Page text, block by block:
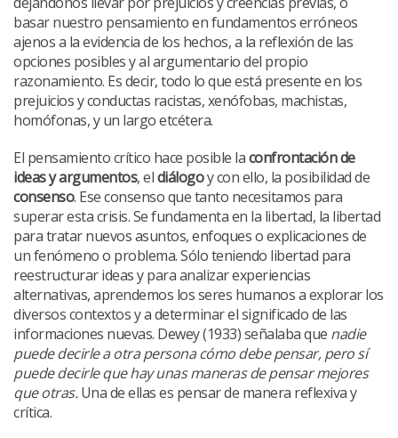
basar nuestro pensamiento en fundamentos erróneos
ajenos a la evidencia de los hechos, a la reflexión de las
opciones posibles y al argumentario del propio
razonamiento. Es decir, todo lo que está presente en los
prejuicios y conductas racistas, xenófobas, machistas,
homófonas, y un largo etcétera.
El pensamiento crítico hace posible laconfrontación de
ideas y argumentos, eldiálogoy con ello, la posibilidad de
consenso. Ese consenso que tanto necesitamos para
superar esta crisis. Se fundamenta en la libertad, la libertad
para tratar nuevos asuntos, enfoques o explicaciones de
un fenómeno o problema. Sólo teniendo libertad para
reestructurar ideas y para analizar experiencias
alternativas, aprendemos los seres humanos a explorar los
diversos contextos y a determinar el significado de las
informaciones nuevas. Dewey (1933) señalaba que nadie
puede decirle a otra persona cómo debe pensar, pero sí
puede decirle que hay unas maneras de pensar mejores
que otras.Una de ellas es pensar de manera reflexiva y
crítica.